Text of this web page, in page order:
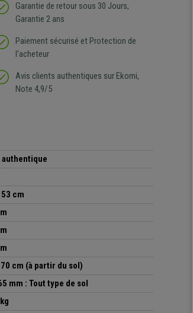
Garantie de retour sous 30 Jours,
Garantie 2 ans
Paiement sécurisé et Protection de
l'acheteur
Avis clients authentiques sur Ekomi,
Note 4,9/5
authentique
cm
cm (à partir du sol)
mm : Tout type de sol